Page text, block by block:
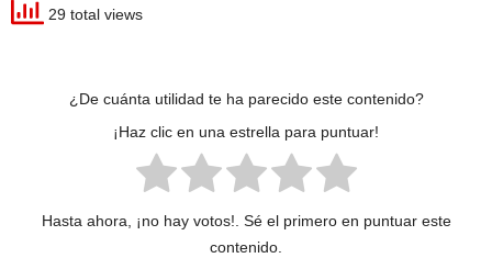
29 total views
¿De cuánta utilidad te ha parecido este contenido?
¡Haz clic en una estrella para puntuar!
Hasta ahora, ¡no hay votos!. Sé el primero en puntuar este
contenido.